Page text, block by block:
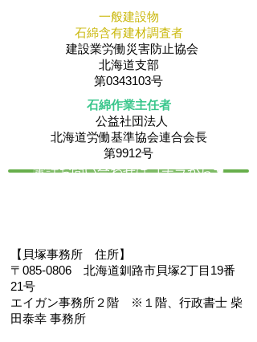
一般建設物
石綿含有建材調査者
建設業労働災害防止協会
北海道支部
第0343103号
石綿作業主任者
公益社団法人
​北海道労働基準協会連合会長
第9912号
電話お問い合わせはコチラから☚
【貝塚事務所 住所】
〒085-0806 北海道釧路市貝塚2丁目19番
21号
エイガン事務所２階
※１階、 行政書士 柴
田泰幸 事務所